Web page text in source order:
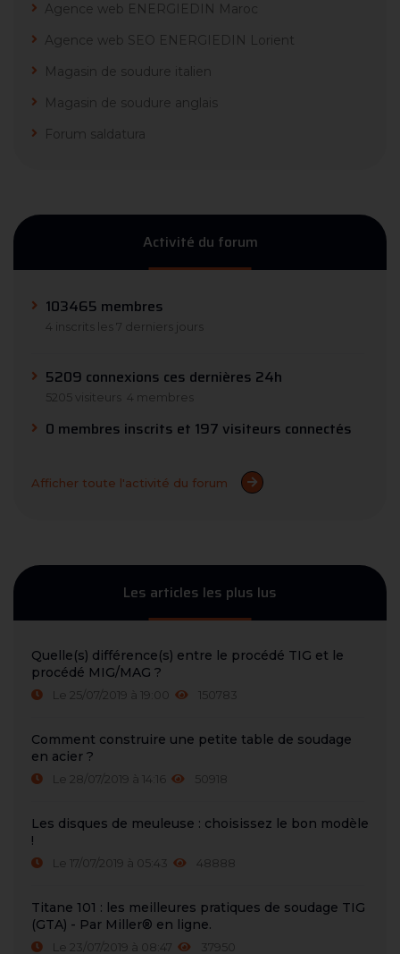
Agence web ENERGIEDIN Maroc
Agence web SEO ENERGIEDIN Lorient
Magasin de soudure italien
Magasin de soudure anglais
Forum saldatura
Activité du forum
103465 membres
4 inscrits les 7 derniers jours
5209 connexions ces dernières 24h
5205 visiteurs 4 membres
0 membres inscrits et 197 visiteurs connectés
Afficher toute l'activité du forum
Les articles les plus lus
Quelle(s) différence(s) entre le procédé TIG et le
procédé MIG/MAG ?
Le 25/07/2019 à 19:00 150783
Comment construire une petite table de soudage
en acier ?
Le 28/07/2019 à 14:16 50918
Les disques de meuleuse : choisissez le bon modèle
!
Le 17/07/2019 à 05:43 48888
Titane 101 : les meilleures pratiques de soudage TIG
(GTA) - Par Miller® en ligne.
Le 23/07/2019 à 08:47 37950